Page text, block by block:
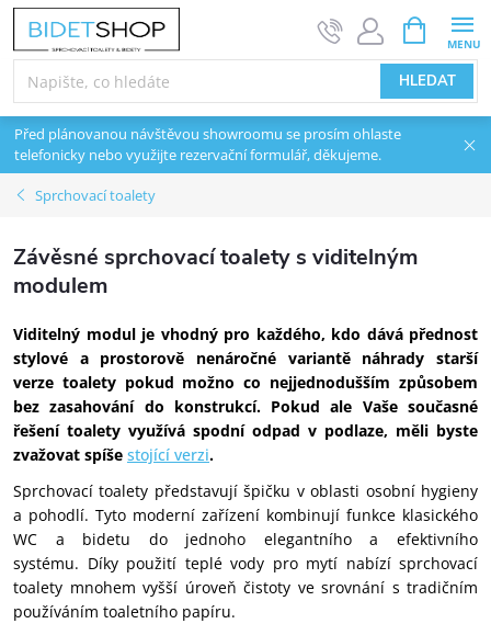
Přejít na obsah
HLEDAT
Před plánovanou návštěvou showroomu se prosím ohlaste
telefonicky nebo využijte rezervační formulář, děkujeme.
Sprchovací toalety
Závěsné sprchovací toalety s viditelným
modulem
Viditelný modul je vhodný pro každého, kdo dává přednost
stylové a prostorově nenáročné variantě náhrady starší
verze toalety pokud možno co nejjednodušším způsobem
bez zasahování do konstrukcí. Pokud ale Vaše současné
řešení toalety využívá spodní odpad v podlaze, měli byste
zvažovat spíše stojící verzi.
Sprchovací toalety představují špičku v oblasti osobní hygieny
a pohodlí. Tyto moderní zařízení kombinují funkce klasického
WC a bidetu do jednoho elegantního a efektivního
systému. Díky použití teplé vody pro mytí nabízí sprchovací
toalety mnohem vyšší úroveň čistoty ve srovnání s tradičním
používáním toaletního papíru.